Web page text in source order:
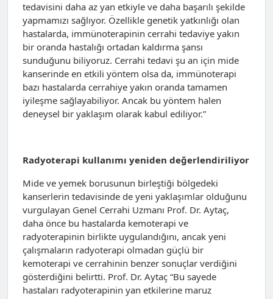
tedavisini daha az yan etkiyle ve daha başarılı şekilde
yapmamızı sağlıyor. Özellikle genetik yatkınlığı olan
hastalarda, immünoterapinin cerrahi tedaviye yakın
bir oranda hastalığı ortadan kaldırma şansı
sunduğunu biliyoruz. Cerrahi tedavi şu an için mide
kanserinde en etkili yöntem olsa da, immünoterapi
bazı hastalarda cerrahiye yakın oranda tamamen
iyileşme sağlayabiliyor. Ancak bu yöntem halen
deneysel bir yaklaşım olarak kabul ediliyor.”
Radyoterapi kullanımı yeniden değerlendiriliyor
Mide ve yemek borusunun birleştiği bölgedeki
kanserlerin tedavisinde de yeni yaklaşımlar olduğunu
vurgulayan Genel Cerrahi Uzmanı Prof. Dr. Aytaç,
daha önce bu hastalarda kemoterapi ve
radyoterapinin birlikte uygulandığını, ancak yeni
çalışmaların radyoterapi olmadan güçlü bir
kemoterapi ve cerrahinin benzer sonuçlar verdiğini
gösterdiğini belirtti. Prof. Dr. Aytaç “Bu sayede
hastaları radyoterapinin yan etkilerine maruz